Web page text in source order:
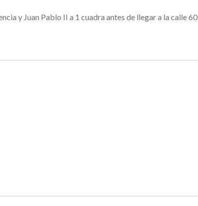
y Juan Pablo II a 1 cuadra antes de llegar a la calle 60.